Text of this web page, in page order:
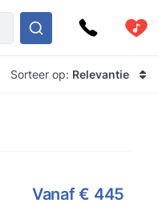
Sorteer op: Relevantie
Vanaf€ 445